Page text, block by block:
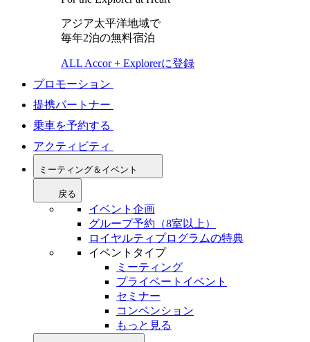
アジア太平洋地域で
毎年2泊の無料宿泊
ALL Accor + Explorerに登録
プロモーション
提携パートナー
乗車を予約する
アクティビティ
ミーティング＆イベント
戻る
イベント企画
グループ予約（8室以上）
ロイヤルティプログラムの特典
イベントタイプ
ミーティング
プライベートイベント
セミナー
コンベンション
もっと見る